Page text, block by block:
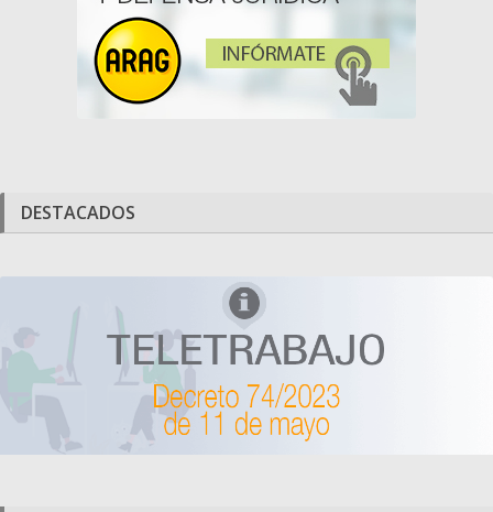
DESTACADOS